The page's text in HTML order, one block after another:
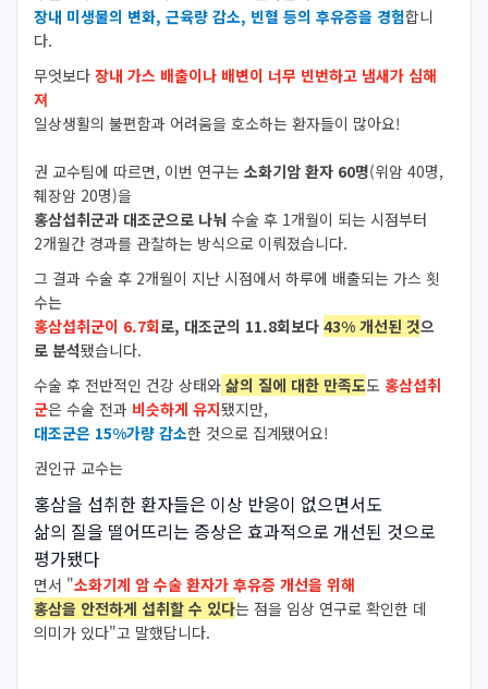
장내 미생물의 변화, 근육량 감소, 빈혈 등의 후유증을 경험합니
다.
무엇보다 장내 가스 배출이나 배변이 너무 빈번하고 냄새가 심해
져
일상생활의 불편함과 어려움을 호소하는 환자들이 많아요!
권 교수팀에 따르면, 이번 연구는 소화기암 환자 60명(위암 40명,
췌장암 20명)을
홍삼섭취군과 대조군으로 나눠 수술 후 1개월이 되는 시점부터
2개월간 경과를 관찰하는 방식으로 이뤄졌습니다.
그 결과 수술 후 2개월이 지난 시점에서 하루에 배출되는 가스 횟
수는
홍삼섭취군이 6.7회로, 대조군의 11.8회보다 43% 개선된 것으
로 분석됐습니다.
수술 후 전반적인 건강 상태와 삶의 질에 대한 만족도도 홍삼섭취
군은 수술 전과 비슷하게 유지됐지만,
대조군은 15%가량 감소한 것으로 집계됐어요!
권인규 교수는
홍삼을 섭취한 환자들은 이상 반응이 없으면서도
삶의 질을 떨어뜨리는 증상은 효과적으로 개선된 것으로
평가됐다
면서 "소화기계 암 수술 환자가 후유증 개선을 위해
홍삼을 안전하게 섭취할 수 있다는 점을 임상 연구로 확인한 데
의미가 있다"고 말했답니다.